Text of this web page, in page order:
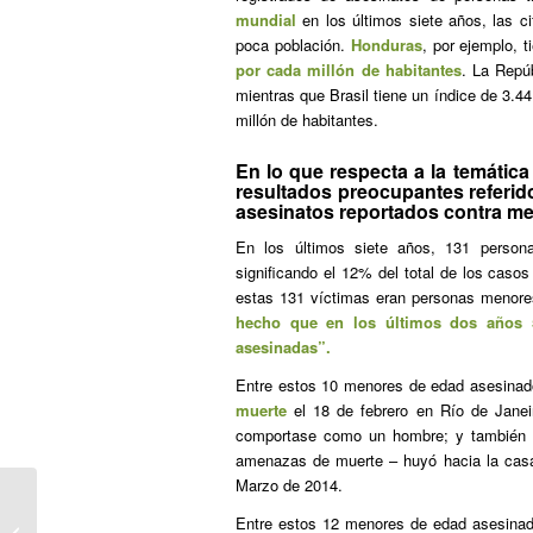
mundialen los últimos siete años, las
poca población. Honduras, por ejemplo,
por cada millón de habitantes. La
mientras que Brasil tiene un índice de
millón de habitantes.
En lo que respecta a la
resultados preocupantes
asesinatos reportados contra
En los últimos siete años, 131
significando el 12% del total de los
estas 131 víctimas eran personas
hecho que en los últimos dos años
asesinadas”.
Entre estos 10 menores de edad
muerte el 18 de febrero en Río de
comportase como un hombre; y
amenazas de muerte – huyó hacia la
Marzo de 2014.
Entre estos 12 menores de edad